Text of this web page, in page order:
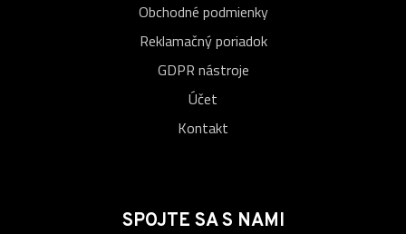
Obchodné podmienky
Reklamačný poriadok
GDPR nástroje
Účet
Kontakt
SPOJTE SA S NAMI